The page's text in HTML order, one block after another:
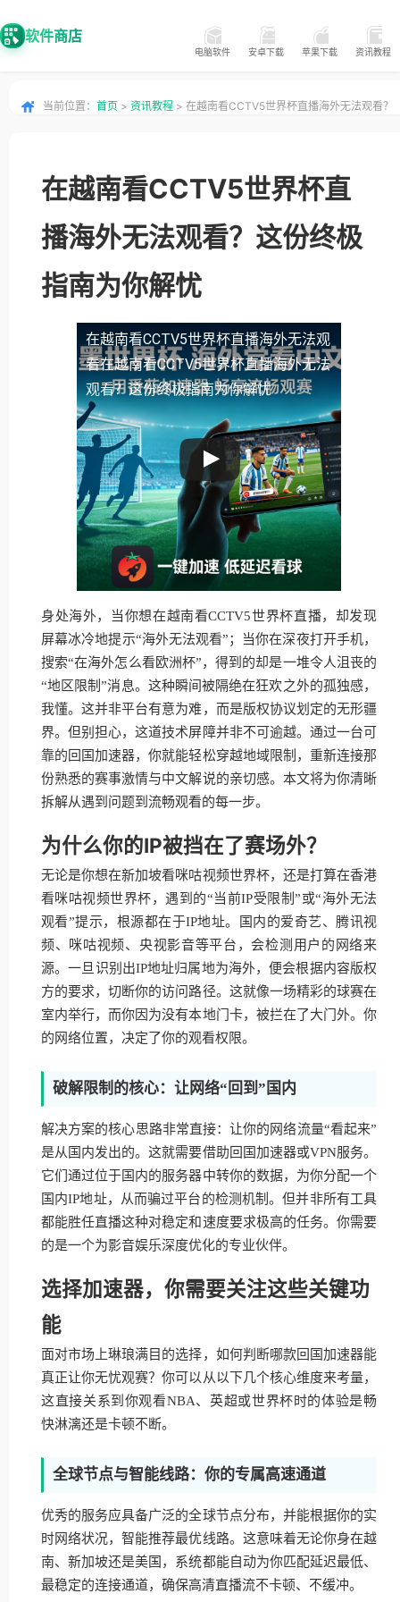
软件商店
电脑软件 安卓下载 苹果下载 资讯教程
当前位置： 首页 > 资讯教程 > 在越南看CCTV5世界杯直播海外无法观看？
在越南看CCTV5世界杯直
播海外无法观看？这份终极
指南为你解忧
在越南看CCTV5世界杯直播海外无法观
看在越南看CCTV5世界杯直播海外无法
观看？这份终极指南为你解忧
身处海外，当你想在越南看CCTV5世界杯直播，却发现
屏幕冰冷地提示“海外无法观看”；当你在深夜打开手机，
搜索“在海外怎么看欧洲杯”，得到的却是一堆令人沮丧的
“地区限制”消息。这种瞬间被隔绝在狂欢之外的孤独感，
我懂。这并非平台有意为难，而是版权协议划定的无形疆
界。但别担心，这道技术屏障并非不可逾越。通过一台可
靠的回国加速器，你就能轻松穿越地域限制，重新连接那
份熟悉的赛事激情与中文解说的亲切感。本文将为你清晰
拆解从遇到问题到流畅观看的每一步。
为什么你的IP被挡在了赛场外？
无论是你想在新加坡看咪咕视频世界杯，还是打算在香港
看咪咕视频世界杯，遇到的“当前IP受限制”或“海外无法
观看”提示，根源都在于IP地址。国内的爱奇艺、腾讯视
频、咪咕视频、央视影音等平台，会检测用户的网络来
源。一旦识别出IP地址归属地为海外，便会根据内容版权
方的要求，切断你的访问路径。这就像一场精彩的球赛在
室内举行，而你因为没有本地门卡，被拦在了大门外。你
的网络位置，决定了你的观看权限。
破解限制的核心：让网络“回到”国内
解决方案的核心思路非常直接：让你的网络流量“看起来”
是从国内发出的。这就需要借助回国加速器或VPN服务。
它们通过位于国内的服务器中转你的数据，为你分配一个
国内IP地址，从而骗过平台的检测机制。但并非所有工具
都能胜任直播这种对稳定和速度要求极高的任务。你需要
的是一个为影音娱乐深度优化的专业伙伴。
选择加速器，你需要关注这些关键功
能
面对市场上琳琅满目的选择，如何判断哪款回国加速器能
真正让你无忧观赛？你可以从以下几个核心维度来考量，
这直接关系到你观看NBA、英超或世界杯时的体验是畅
快淋漓还是卡顿不断。
全球节点与智能线路：你的专属高速通道
优秀的服务应具备广泛的全球节点分布，并能根据你的实
时网络状况，智能推荐最优线路。这意味着无论你身在越
南、新加坡还是美国，系统都能自动为你匹配延迟最低、
最稳定的连接通道，确保高清直播流不卡顿、不缓冲。